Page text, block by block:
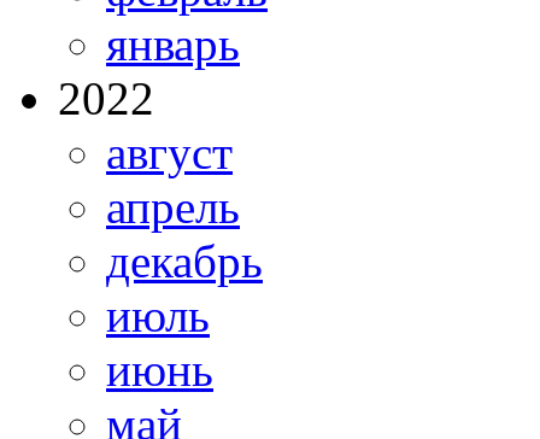
январь
2022
август
апрель
декабрь
июль
июнь
май